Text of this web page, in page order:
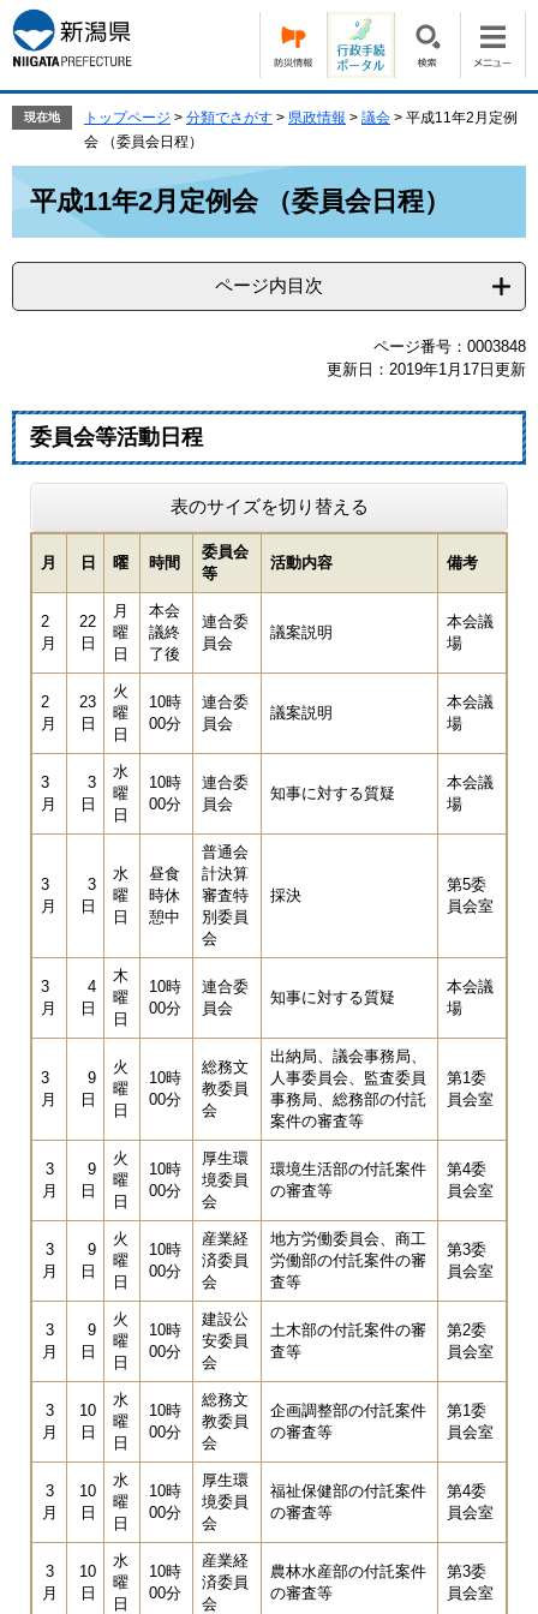
ー
ジ
の
で
す。
ニ
ュ
ー
ば
本
文
現在地 トップページ > 分類でさがす > 県政情報 > 議会 > 平成11年2月定例
会 （委員会日程）
平成11年2月定例会 （委員会日程）
ページ内目次
ページ番号：0003848
更新日：2019年1月17日更新
委員会等活動日程
表のサイズを切り替える
月 日 曜 時間
委員会
等
活動内容 備考
2
月
22
日
月
曜
日
本会
議終
了後
連合委
員会
議案説明
本会議
場
2
月
23
日
火
曜
日
10時
00分
連合委
員会
議案説明
本会議
場
3
月
3
日
水
曜
日
10時
00分
連合委
員会
知事に対する質疑
本会議
場
3
月
3
日
水
曜
日
昼食
時休
憩中
普通会
計決算
審査特
別委員
会
採決
第5委
員会室
3
月
4
日
木
曜
日
10時
00分
連合委
員会
知事に対する質疑
本会議
場
3
月
9
日
火
曜
日
10時
00分
総務文
教委員
会
出納局、議会事務局、
人事委員会、監査委員
事務局、総務部の付託
案件の審査等
第1委
員会室
3
月
9
日
火
曜
日
10時
00分
厚生環
境委員
会
環境生活部の付託案件
の審査等
第4委
員会室
3
月
9
日
火
曜
日
10時
00分
産業経
済委員
会
地方労働委員会、商工
労働部の付託案件の審
査等
第3委
員会室
3
月
9
日
火
曜
日
10時
00分
建設公
安委員
会
土木部の付託案件の審
査等
第2委
員会室
3
月
10
日
水
曜
日
10時
00分
総務文
教委員
会
企画調整部の付託案件
の審査等
第1委
員会室
3
月
10
日
水
曜
日
10時
00分
厚生環
境委員
会
福祉保健部の付託案件
の審査等
第4委
員会室
3
月
10
日
水
曜
日
10時
00分
産業経
済委員
会
農林水産部の付託案件
の審査等
第3委
員会室